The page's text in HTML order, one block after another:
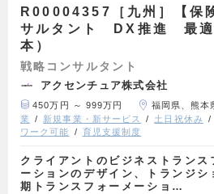
R00004357［九州］【保
サルタント DX推進 最適
本）
戦略コンサルタント
アクセンチュア株式会社
450万円 ～ 999万円 福岡県、熊本
業
新規事業・新サービス 土日祝休み
ワーク可能
育児支援制度
クライアントのビジネストランス
ーションのデザイン、トランジシ
期トランスフォーメーショ…